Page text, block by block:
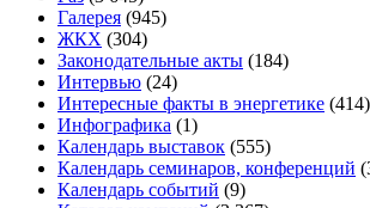
Галерея (945)
ЖКХ (304)
Законодательные акты (184)
Интервью (24)
Интересные факты в энергетике (414)
Инфографика (1)
Календарь выставок (555)
Календарь семинаров, конференций
Календарь событий (9)